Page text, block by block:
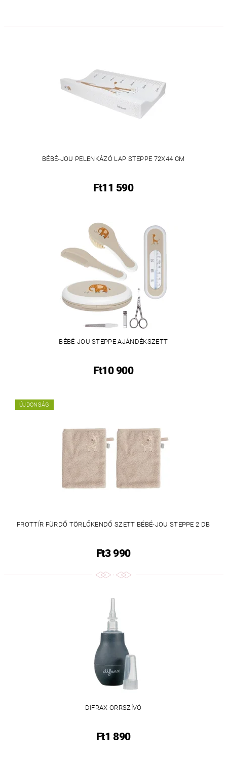
BÉBÉ-JOU PELENKÁZÓ LAP STEPPE 72X44 CM
Ft11 590
BÉBÉ-JOU STEPPE AJÁNDÉKSZETT
Ft10 900
ÚJDONSÁG
FROTTÍR FÜRDŐ TÖRLŐKENDŐ SZETT BÉBÉ-JOU STEPPE 2 DB
Ft3 990
DIFRAX ORRSZÍVÓ
Ft1 890